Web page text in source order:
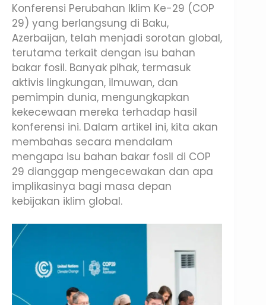
Konferensi Perubahan Iklim Ke-29 (COP
29) yang berlangsung di Baku,
Azerbaijan, telah menjadi sorotan global,
terutama terkait dengan isu bahan
bakar fosil. Banyak pihak, termasuk
aktivis lingkungan, ilmuwan, dan
pemimpin dunia, mengungkapkan
kekecewaan mereka terhadap hasil
konferensi ini. Dalam artikel ini, kita akan
membahas secara mendalam
mengapa isu bahan bakar fosil di COP
29 dianggap mengecewakan dan apa
implikasinya bagi masa depan
kebijakan iklim global.